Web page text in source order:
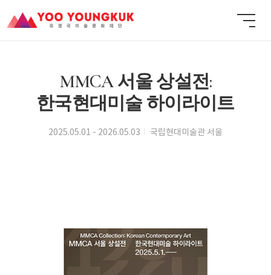
MMCA 서울 상설전:
한국현대미술 하이라이트
2025.05.01 - 2026.05.03 국립현대미술관 서울